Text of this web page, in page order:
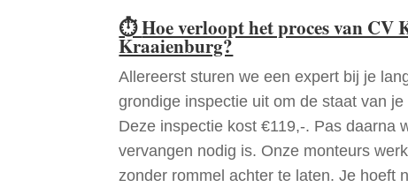
⏱Hoe verloopt het proces van CV
Kraaienburg?
Allereerst sturen we een expert bij je
grondige inspectie uit om de staat van
Deze inspectie kost €119,-. Pas daarna
vervangen nodig is. Onze monteurs
zonder rommel achter te laten. Je hoeft